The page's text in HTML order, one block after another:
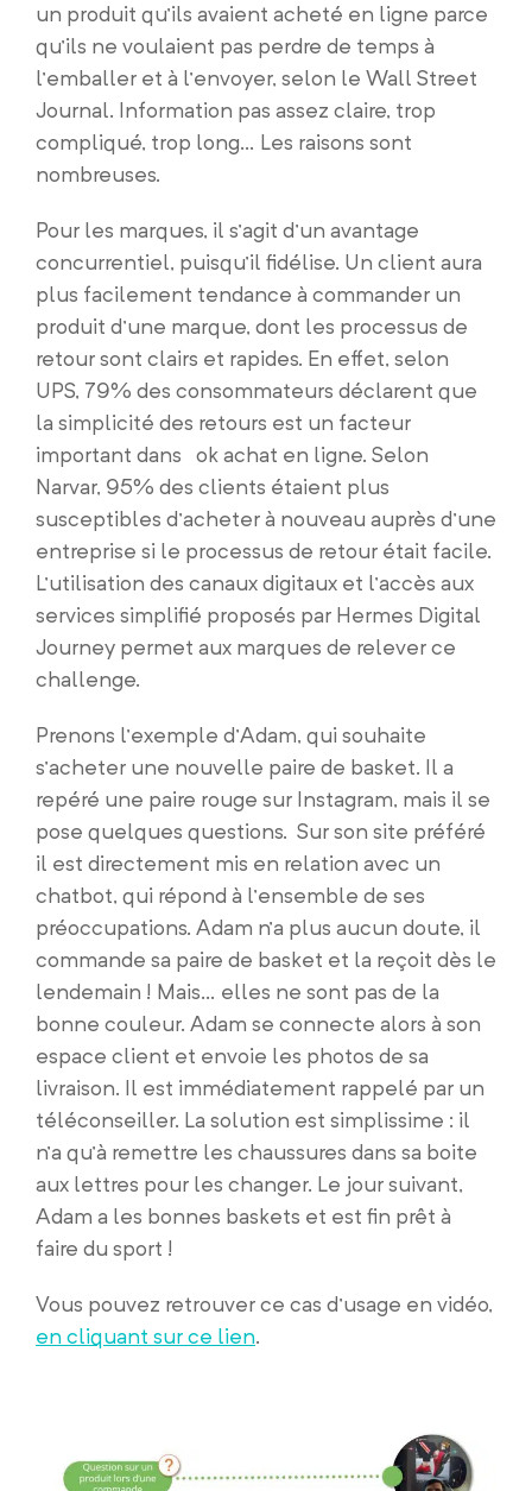
un produit qu’ils avaient acheté en ligne parce
qu’ils ne voulaient pas perdre de temps à
l’emballer et à l’envoyer, selon le Wall Street
Journal. Information pas assez claire, trop
compliqué, trop long… Les raisons sont
nombreuses.
Pour les marques, il s’agit d’un avantage
concurrentiel, puisqu’il fidélise. Un client aura
plus facilement tendance à commander un
produit d’une marque, dont les processus de
retour sont clairs et rapides. En effet, selon
UPS, 79% des consommateurs déclarent que
la simplicité des retours est un facteur
important dans ok achat en ligne. Selon
Narvar, 95% des clients étaient plus
susceptibles d’acheter à nouveau auprès d’une
entreprise si le processus de retour était facile.
L’utilisation des canaux digitaux et l’accès aux
services simplifié proposés par Hermes Digital
Journey permet aux marques de relever ce
challenge.
Prenons l’exemple d’Adam, qui souhaite
s’acheter une nouvelle paire de basket. Il a
repéré une paire rouge sur Instagram, mais il se
pose quelques questions. Sur son site préféré
il est directement mis en relation avec un
chatbot, qui répond à l’ensemble de ses
préoccupations. Adam n’a plus aucun doute, il
commande sa paire de basket et la reçoit dès le
lendemain ! Mais… elles ne sont pas de la
bonne couleur. Adam se connecte alors à son
espace client et envoie les photos de sa
livraison. Il est immédiatement rappelé par un
téléconseiller. La solution est simplissime : il
n’a qu’à remettre les chaussures dans sa boite
aux lettres pour les changer. Le jour suivant,
Adam a les bonnes baskets et est fin prêt à
faire du sport !
Vous pouvez retrouver ce cas d’usage en vidéo,
en cliquant sur ce lien.